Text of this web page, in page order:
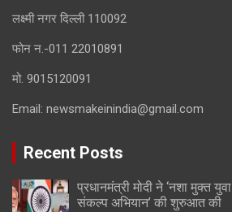
लक्ष्मी नगर दिल्ली 110092
फोन न.-011 22010891
मो. 9015120091
Email: newsmakeinindia@gmail.com
Recent Posts
प्रधानमंत्री मोदी ने ‘नशा मुक्त
संकल्प अभियान’ की शुरुआत की